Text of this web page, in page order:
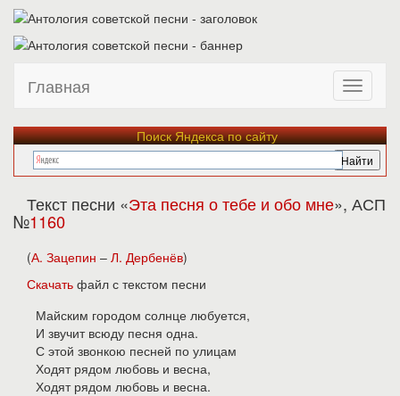
Главная
Поиск Яндекса по сайту
Текст песни «Эта песня о тебе и обо мне», АСП
№1160
(А. Зацепин – Л. Дербенёв)
Скачать файл с текстом песни
Майским городом солнце любуется,
И звучит всюду песня одна.
С этой звонкою песней по улицам
Ходят рядом любовь и весна,
Ходят рядом любовь и весна.